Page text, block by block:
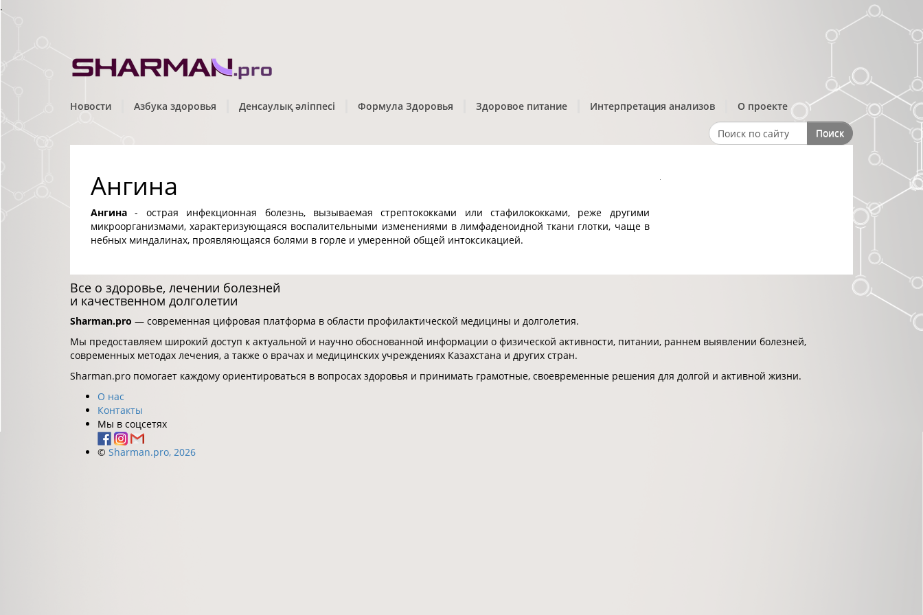
.
Новости Азбука здоровья Денсаулық әліппесі Формула Здоровья Здоровое питание Интерпретация анализов О проекте
Search formПоиск
Ангина
Ангина - острая инфекционная болезнь, вызываемая стрептококками или стафилококками, реже другими
микроорганизмами, характеризующаяся воспалительными изменениями в лимфаденоидной ткани глотки, чаще в
небных миндалинах, проявляющаяся болями в горле и умеренной общей интоксикацией.
Все о здоровье, лечении болезней
и качественном долголетии
Sharman.pro — современная цифровая платформа в области профилактической медицины и долголетия.
Мы предоставляем широкий доступ к актуальной и научно обоснованной информации о физической активности, питании, раннем выявлении болезней,
современных методах лечения, а также о врачах и медицинских учреждениях Казахстана и других стран.
Sharman.pro помогает каждому ориентироваться в вопросах здоровья и принимать грамотные, своевременные решения для долгой и активной жизни.
О нас
Контакты
Мы в соцсетях
© Sharman.pro, 2026